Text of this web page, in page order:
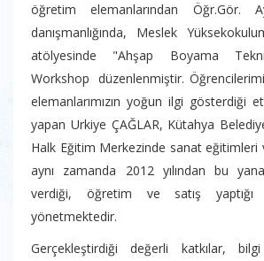
öğretim elemanlarından Öğr.Gör.
danışmanlığında, Meslek
atölyesinde "Ahşap Boyama
Workshop düzenlenmiştir.
elemanlarımızın yoğun ilgi gösterdiği
yapan Urkiye ÇAĞLAR, Kütahya
Halk Eğitim Merkezinde sanat eğitimleri
aynı zamanda 2012 yılından bu
verdiği, öğretim ve satış
yönetmektedir.
Gerçekleştirdiği değerli katkılar,